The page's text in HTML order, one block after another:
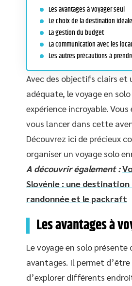
Les avantages à voyager seul
Le choix de la destination idéale
La gestion du budget
La communication avec les
Les autres précautions à
Avec des objectifs clairs et
adéquate, le voyage en
expérience incroyable.
vous lancer dans cette
Découvrez ici de précieux
organiser un voyage solo
A découvrir également :
Slovénie : une destination
randonnée et le packraft
Les avantages à
Le voyage en solo présente
avantages. Il permet
d’explorer différents